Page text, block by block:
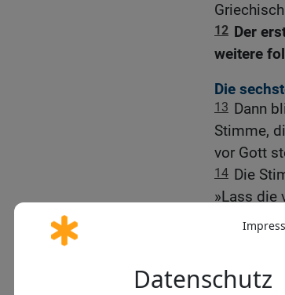
12 Der
weitere
Die
13 Dann
Stimme,
vor Gott
14 Die
»Lass die
Fesseln
Die
den
dazu